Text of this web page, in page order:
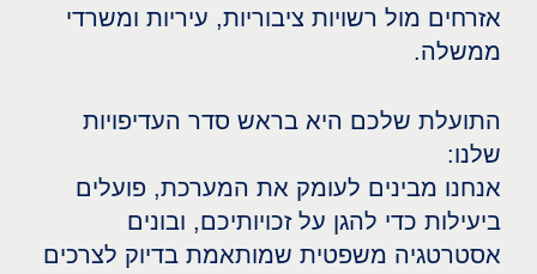
אזרחים מול רשויות ציבוריות, עיריות ומשרדי
ממשלה.
התועלת שלכם היא בראש סדר העדיפויות
שלנו:
אנחנו מבינים לעומק את המערכת, פועלים
ביעילות כדי להגן על זכויותיכם, ובונים
אסטרטגיה משפטית שמותאמת בדיוק לצרכים